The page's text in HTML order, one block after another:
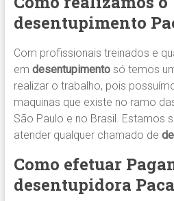
desentupimento
Com profissionais treinados e
em desentupimentosó temos
realizar o trabalho, pois
maquinas que existe no ramo
São Paulo e no Brasil. Estamos
atender qualquer chamado de
Como efetuar
desentupidora